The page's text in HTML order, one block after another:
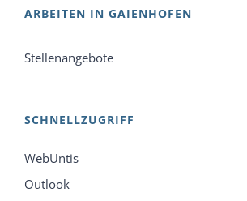
ARBEITEN IN GAIENHOFEN
Stellenangebote
SCHNELLZUGRIFF
WebUntis
Outlook